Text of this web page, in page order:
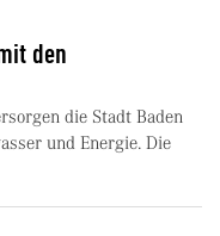
den
die Stadt Baden
und Energie. Die